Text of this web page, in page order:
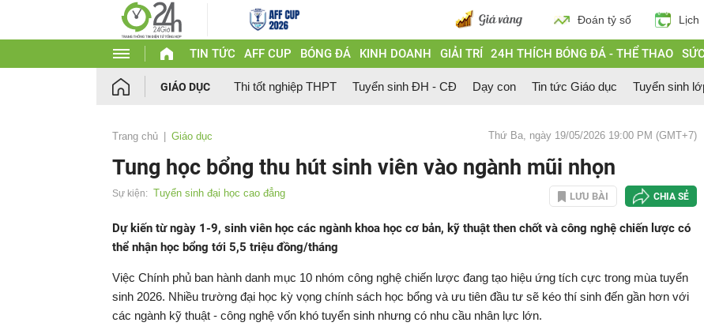
Đoán tỷ số Lịch
TIN TỨC AFF CUP BÓNG ĐÁ KINH DOANH GIẢI TRÍ 24H THÍCH BÓNG ĐÁ - THỂ THAO
GIÁO DỤC Thi tốt nghiệp THPT Tuyển sinh ĐH - CĐ Dạy con Tin tức Giáo dục Tuyển sinh
Trang chủ Giáo dục Thứ Ba, ngày 19/05/2026 19:00 PM (GMT+7)
Tung học bổng thu hút sinh viên vào ngành mũi nhọn
Sự kiện: Tuyển sinh đại học cao đẳng LƯU BÀI CHIA SẺ
Dự kiến từ ngày 1-9, sinh viên học các ngành khoa học cơ bản, kỹ thuật then chốt và công nghệ chiến lược có
thể nhận học bổng tới 5,5 triệu đồng/tháng
Việc Chính phủ ban hành danh mục 10 nhóm công nghệ chiến lược đang tạo hiệu ứng tích cực trong mùa tuyển
sinh 2026. Nhiều trường đại học kỳ vọng chính sách học bổng và ưu tiên đầu tư sẽ kéo thí sinh đến gần hơn với
các ngành kỹ thuật - công nghệ vốn khó tuyển sinh nhưng có nhu cầu nhân lực lớn.